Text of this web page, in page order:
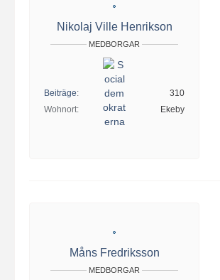
Nikolaj Ville Henrikson
MEDBORGAR
Beiträge
310
Wohnort
Ekeby
Måns Fredriksson
MEDBORGAR